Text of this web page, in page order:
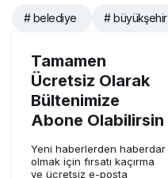
# belediye # büyükşehir
Tamamen
Ücretsiz Olarak
Bültenimize
Abone Olabilirsin
Yeni haberlerden haberdar
olmak için fırsatı kaçırma
ve ücretsiz e-posta